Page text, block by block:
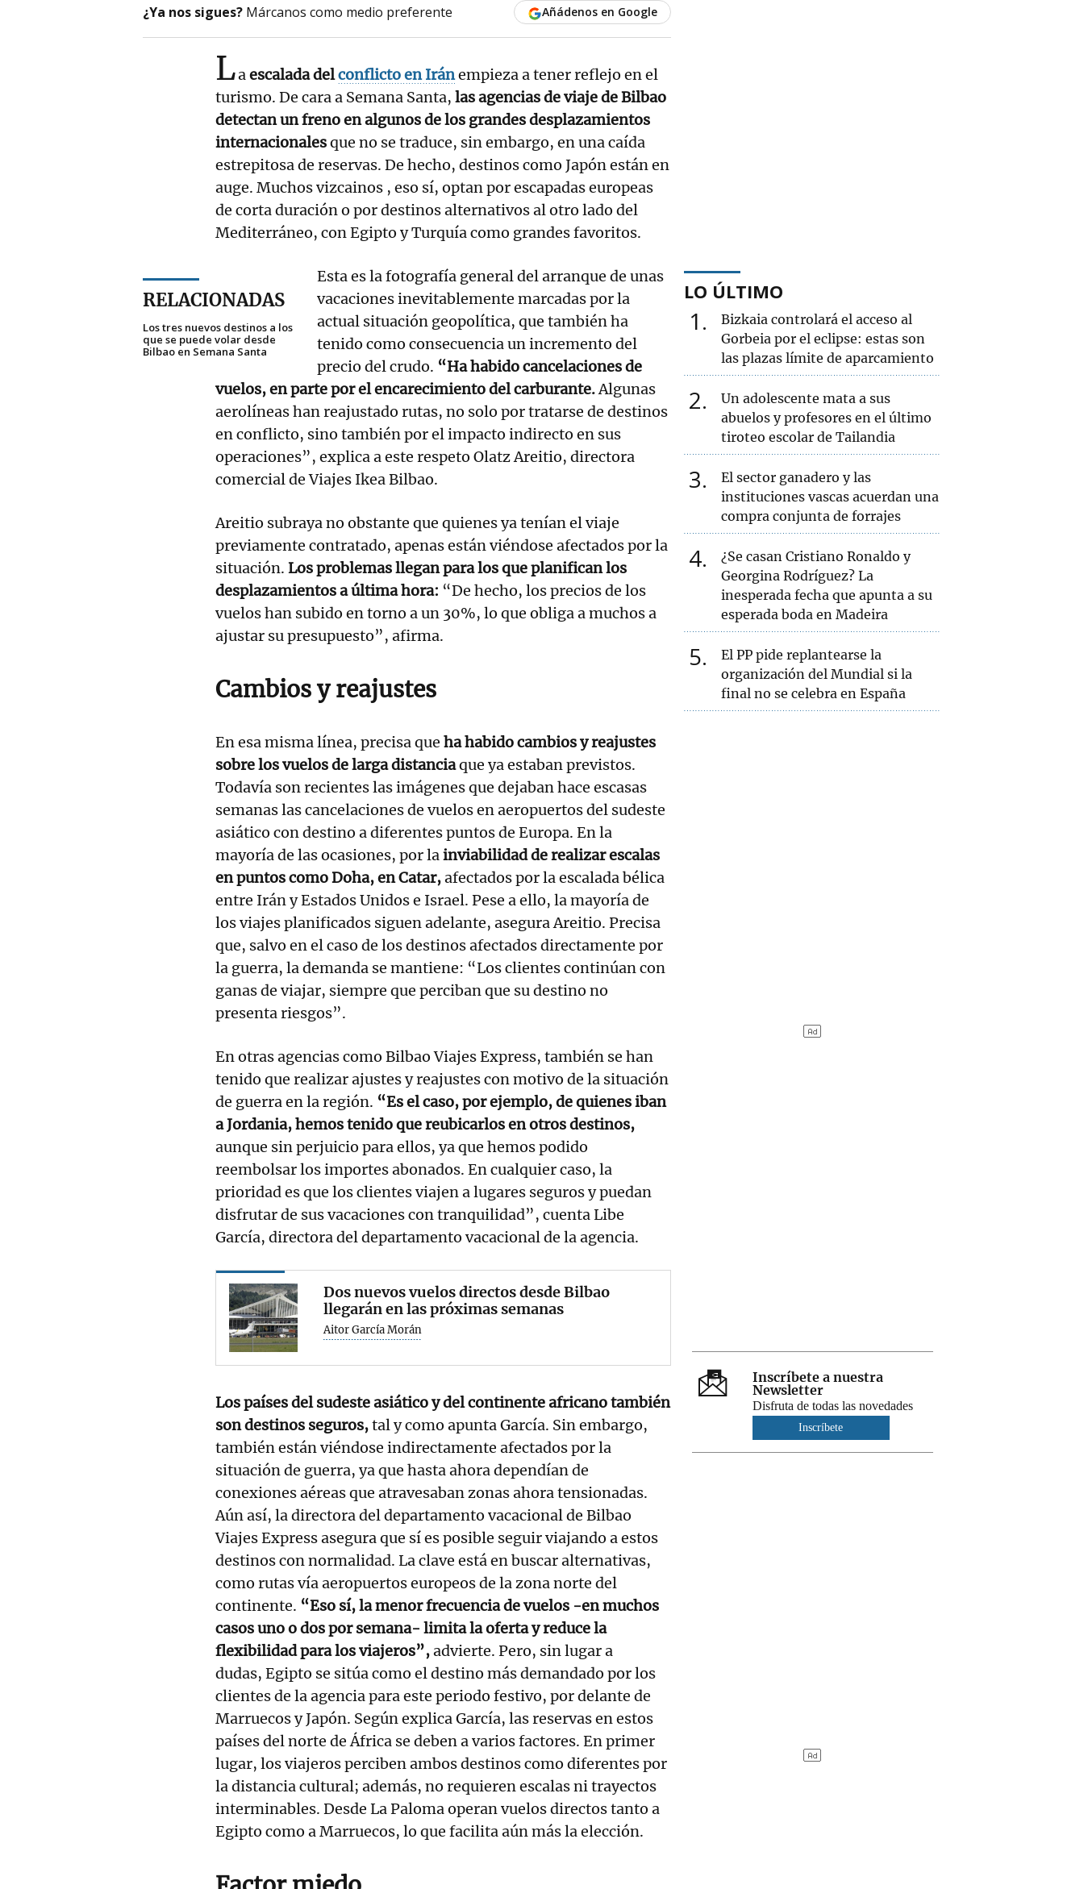
¿Ya nos sigues? Márcanos como medio preferente Añádenos en Google
Laescalada delconflicto en Iránempieza a tener reflejo en el
turismo. De cara a Semana Santa, las agencias de viaje de Bilbao
detectan un freno en algunos de los grandes desplazamientos
internacionalesque no se traduce, sin embargo, en una caída
estrepitosa de reservas. De hecho, destinos como Japón están en
auge. Muchos vizcainos , eso sí, optan por escapadas europeas
de corta duración o por destinos alternativos al otro lado del
Mediterráneo, con Egipto y Turquía como grandes favoritos.
RELACIONADAS
Los tres nuevos destinos a los
que se puede volar desde
Bilbao en Semana Santa
Esta es la fotografía general del arranque de unas
vacaciones inevitablemente marcadas por la
actual situación geopolítica, que también ha
tenido como consecuencia un incremento del
precio del crudo. “Ha habido cancelaciones de
vuelos, en parte por el encarecimiento del carburante.Algunas
aerolíneas han reajustado rutas, no solo por tratarse de destinos
en conflicto, sino también por el impacto indirecto en sus
operaciones”, explica a este respeto Olatz Areitio, directora
comercial de Viajes Ikea Bilbao.
Areitio subraya no obstante que quienes ya tenían el viaje
previamente contratado, apenas están viéndose afectados por la
situación. Los problemas llegan para los que planifican los
desplazamientos a última hora: “De hecho, los precios de los
vuelos han subido en torno a un 30%, lo que obliga a muchos a
ajustar su presupuesto”, afirma.
Cambios y reajustes
En esa misma línea, precisa que ha habido cambios y reajustes
sobre los vuelos de larga distanciaque ya estaban previstos.
Todavía son recientes las imágenes que dejaban hace escasas
semanas las cancelaciones de vuelos en aeropuertos del sudeste
asiático con destino a diferentes puntos de Europa. En la
mayoría de las ocasiones, por lainviabilidad de realizar escalas
en puntos como Doha, en Catar,afectados por la escalada bélica
entre Irán y Estados Unidos e Israel. Pese a ello, la mayoría de
los viajes planificados siguen adelante, asegura Areitio. Precisa
que, salvo en el caso de los destinos afectados directamente por
la guerra, la demanda se mantiene: “Los clientes continúan con
ganas de viajar, siempre que perciban que su destino no
presenta riesgos”.
En otras agencias como Bilbao Viajes Express, también se han
tenido que realizar ajustes y reajustes con motivo de la situación
de guerra en la región. “Es el caso, por ejemplo, de quienes iban
a Jordania, hemos tenido que reubicarlos en otros destinos,
aunque sin perjuicio para ellos, ya que hemos podido
reembolsar los importes abonados. En cualquier caso, la
prioridad es que los clientes viajen a lugares seguros y puedan
disfrutar de sus vacaciones con tranquilidad”, cuenta Libe
García, directora del departamento vacacional de la agencia.
Dos nuevos vuelos directos desde Bilbao
llegarán en las próximas semanas
Aitor García Morán
Los países del sudeste asiático y del continente africano también
son destinos seguros,tal y como apunta García. Sin embargo,
también están viéndose indirectamente afectados por la
situación de guerra, ya que hasta ahora dependían de
conexiones aéreas que atravesaban zonas ahora tensionadas.
Aún así, la directora del departamento vacacional de Bilbao
Viajes Express asegura que sí es posible seguir viajando a estos
destinos con normalidad. La clave está en buscar alternativas,
como rutas vía aeropuertos europeos de la zona norte del
continente. “Eso sí, la menor frecuencia de vuelos -en muchos
casos uno o dos por semana- limita la oferta y reduce la
flexibilidad para los viajeros”,advierte. Pero, sin lugar a
dudas, Egipto se sitúa como el destino más demandado por los
clientes de la agencia para este periodo festivo, por delante de
Marruecos y Japón. Según explica García, las reservas en estos
países del norte de África se deben a varios factores. En primer
lugar, los viajeros perciben ambos destinos como diferentes por
la distancia cultural; además, no requieren escalas ni trayectos
interminables. Desde La Paloma operan vuelos directos tanto a
Egipto como a Marruecos, lo que facilita aún más la elección.
LO ÚLTIMO
1
Bizkaia controlará el acceso al
Gorbeia por el eclipse: estas son
las plazas límite de aparcamiento
2
Un adolescente mata a sus
abuelos y profesores en el último
tiroteo escolar de Tailandia
3
El sector ganadero y las
instituciones vascas acuerdan una
compra conjunta de forrajes
4
¿Se casan Cristiano Ronaldo y
Georgina Rodríguez? La
inesperada fecha que apunta a su
esperada boda en Madeira
5
El PP pide replantearse la
organización del Mundial si la
final no se celebra en España
Inscríbete a nuestra
Newsletter
Disfruta de todas las novedades
Inscríbete